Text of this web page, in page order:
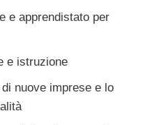
e apprendistato per
e istruzione
nuove imprese e lo